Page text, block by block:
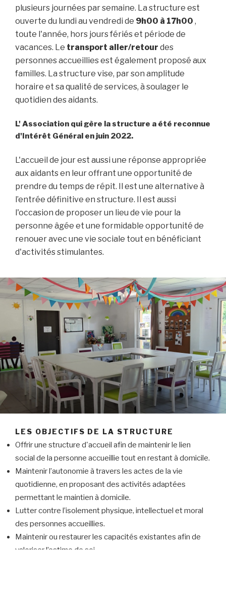
plusieurs journées par semaine. La structure est
ouverte du lundi au vendredi de 9h00 à 17h00 ,
toute l'année, hors jours fériés et période de
vacances. Le transport aller/retour des
personnes accueillies est également proposé aux
familles. La structure vise, par son amplitude
horaire et sa qualité de services, à soulager le
quotidien des aidants.
L' Association qui gère la structure a été reconnue
d'Intérêt Général en juin 2022.
L'accueil de jour est aussi une réponse appropriée
aux aidants en leur offrant une opportunité de
prendre du temps de répit. Il est une alternative à
l’entrée définitive en structure. Il est aussi
l'occasion de proposer un lieu de vie pour la
personne âgée et une formidable opportunité de
renouer avec une vie sociale tout en bénéficiant
d'activités stimulantes.
LES OBJECTIFS DE LA STRUCTURE
Offrir une structure d'accueil afin de maintenir le lien
social de la personne accueillie tout en restant à domicile.
Maintenir l’autonomie à travers les actes de la vie
quotidienne, en proposant des activités adaptées
permettant le maintien à domicile.
Lutter contre l’isolement physique, intellectuel et moral
des personnes accueillies.
Maintenir ou restaurer les capacités existantes afin de
valoriser l’estime de soi